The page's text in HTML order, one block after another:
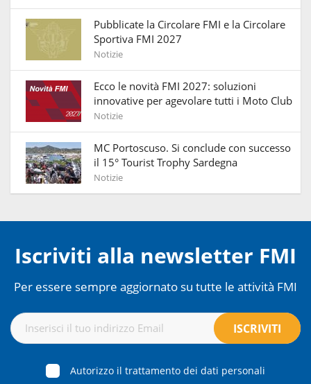
Pubblicate la Circolare FMI e la Circolare
Sportiva FMI 2027
Notizie
Ecco le novità FMI 2027: soluzioni
innovative per agevolare tutti i Moto Club
Notizie
MC Portoscuso. Si conclude con successo
il 15° Tourist Trophy Sardegna
Notizie
Iscriviti alla newsletter FMI
Per essere sempre aggiornato su tutte le attività FMI
Autorizzo il trattamento dei dati personali